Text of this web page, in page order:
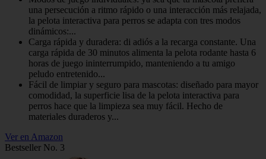
una persecución a ritmo rápido o una interacción más relajada,
la pelota interactiva para perros se adapta con tres modos
dinámicos:...
Carga rápida y duradera: di adiós a la recarga constante. Una
carga rápida de 30 minutos alimenta la pelota rodante hasta 6
horas de juego ininterrumpido, manteniendo a tu amigo
peludo entretenido...
Fácil de limpiar y seguro para mascotas: diseñado para mayor
comodidad, la superficie lisa de la pelota interactiva para
perros hace que la limpieza sea muy fácil. Hecho de
materiales duraderos y...
Ver en Amazon
Bestseller No. 3